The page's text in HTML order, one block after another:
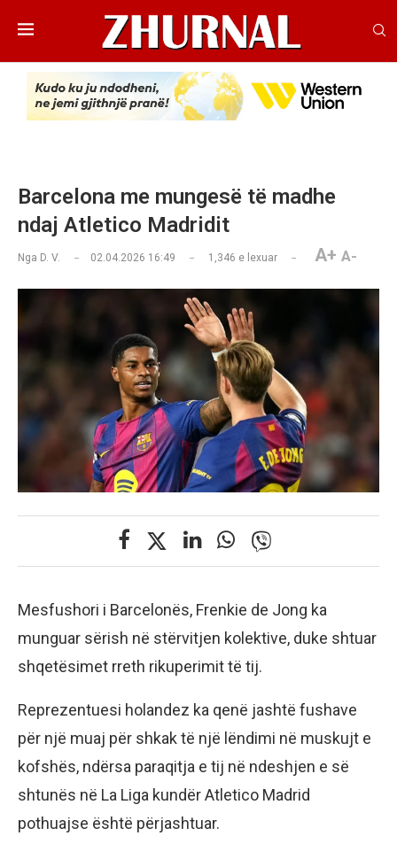
Barcelona me mungesë të madhe
ndaj Atletico Madridit
Nga D. V. 02.04.2026 16:49 1,346 e lexuar A+ A-
Mesfushori i Barcelonës, Frenkie de Jong ka
munguar sërish në stërvitjen kolektive, duke shtuar
shqetësimet rreth rikuperimit të tij.
Reprezentuesi holandez ka qenë jashtë fushave
për një muaj për shkak të një lëndimi në muskujt e
kofshës, ndërsa paraqitja e tij në ndeshjen e së
shtunës në La Liga kundër Atletico Madrid
pothuajse është përjashtuar.